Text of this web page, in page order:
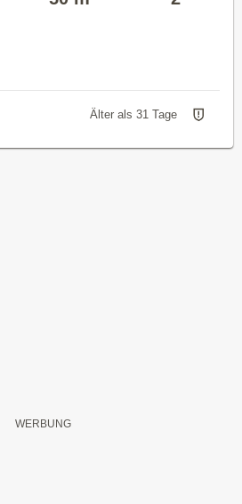
Älter als 31 Tage